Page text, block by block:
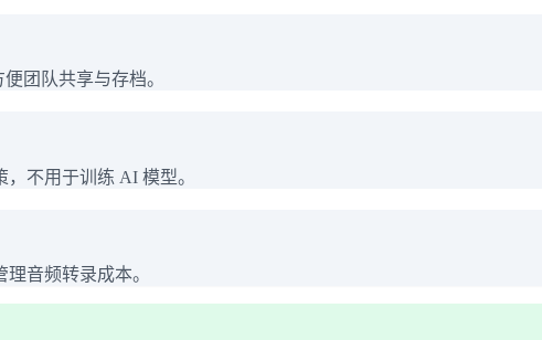
团队共享与存档。
不用于训练 AI 模型。
音频转录成本。